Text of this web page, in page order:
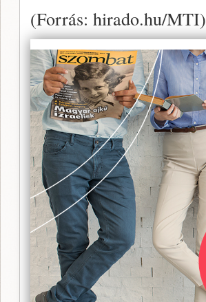
(Forrás: hirado.hu/MTI)